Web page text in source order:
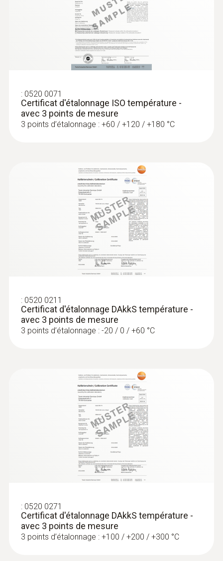
Pointe de mesure par immersion
(connecteur TC de type K)
Pointe de mesure sous forme de film pour
une mesure rapide des températures
Pointe de mesure par immersion
souple (TC de type K) - pour les
mesures de l’air / de gaz de
Pointe de mesure particulièrement longue
Sonde d'immersion / de pénétration
Thermocouple de type K
: 0520 0071
Certificat d'étalonnage ISO température -
avec 3 points de mesure
3 points d’étalonnage : +60 / +120 / +180 °C
: 0520 0211
Certificat d'étalonnage DAkkS température -
avec 3 points de mesure
3 points d’étalonnage : -20 / 0 / +60 °C
: 0520 0271
Certificat d'étalonnage DAkkS température -
avec 3 points de mesure
3 points d’étalonnage : +100 / +200 / +300 °C